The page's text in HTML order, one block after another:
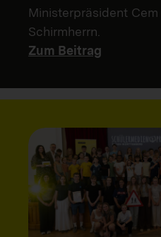
Ministerpräsident
Schirmherrn.
Zum Beitrag